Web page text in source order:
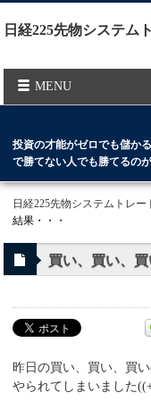
日経225先物システム
MENU
投資の才能がゼロでも儲か
で勝てない人でも勝てるの
日経225先物システムトレ
結果・・・
買い、買い、買
昨日の買い、買い、買
やられてしまいました